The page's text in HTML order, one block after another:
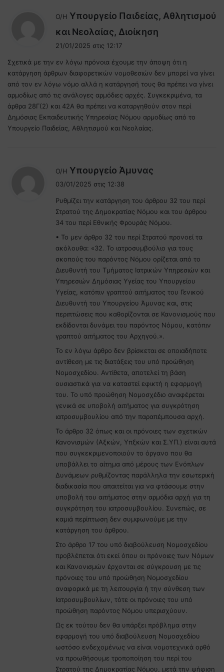
Ο/Η Υπουργείο Παιδείας, Αθλητισμού
και Νεολαίας, Διοίκηση
ι
:
21/01/2025 στις 12:17
Σχετικά με την εν λόγω πρόνοια έχουμε την άποψη ότι η
κατάργηση άρθρων διαφορετικών νομοθεσιών δεν μπορεί να γίνει
από τον εν λόγω νόμο αλλά η κατάργησή τους θα πρέπει να γίνει
αρμοδίως από τις ανάλογες αρμόδιες αρχές. Συγκεκριμένα, τα
άρθρα 28Γ(2) και 42Α θα πρέπει να καταργηθούν στον περί
Δημόσιας Εκπαιδευτικής Υπηρεσίας Νόμου αρμοδίως από το
Υπουργείο Παιδείας, Αθλητισμού και Νεολαίας.
Ο/Η Υπουργείο Άμυνας
ι
:
03/01/2025 στις 12:38
Ρυθμίζει την κατάργηση του άρθρου 32 του περί
Στρατού της Δημοκρατίας Νόμου και του άρθρου
34 του περί Εθνικής Φρουράς Νόμου.
• Το μεν άρθρο 32 του περί Στρατού προνοεί τα
ακόλουθα: «32. Το ιατροσυμβούλιο για τους
σκοπούς του παρόντος Νόμου ορίζεται από το
Διευθυντή του Τμήματος Ιατρικών Υπηρεσιών και
Υπηρεσιών Δημόσιας Υγείας του Υπουργείου
Υγείας, κατόπιν γραπτού αιτήματος του Γενικού
Διευθυντή του Υπουργείου Άμυνας και, στις
περιπτώσεις που καθορίζονται σε Κανονισμούς που
εκδίδονται δυνάμει του παρόντος Νόμου, κατόπιν
γραπτού αιτήματος του Αρχηγού.».
Το εν λόγω άρθρο δεν βρίσκεται σε οποιαδήποτε
αντίθεση με τις διατάξεις του υπό προώθηση
Νομοσχεδίου. Αντίθετα, αποτελεί τη βάση
ουσιαστικά για να καταστεί εφικτή η εφαρμογή
του. Το υπό προώθηση Νομοσχέδιο αναφέρεται
γενικά σε υποβολή αιτήματος για συγκρότηση
ιατροσυμβουλίου από την παραπέμπουσα αρχή.
Το άρθρο 32 όπως και οι πρόνοιες των σχετικών
Κανονισμών (Αξκών, Υπξκών και Σ.ΥΠ.) είναι αυτά
που συγκεκριμενοποιούν το όργανο που θα
υποβάλλει το αίτημα από μέρους των Ενόπλων
Δυνάμεων ρυθμίζοντας παράλληλα την εσωτερική
διαδικασία που απαιτείται για να φτάσουμε στην
υποβολή του αιτήματος στην αρμόδια αρχή για τη
συγκρότηση του ιατροσυμβουλίου. Συνεπώς, σε
καμιά περίπτωση δεν συμφωνούμε με την
κατάργηση του άρθρου.
Στο άρθρο 17 του υπό διαβούλευση Νομοσχεδίου
προβλέπεται ότι εκεί όπου οι πρόνοιες των Νόμων
και Κανονισμών έρχονται σε σύγκρουση με τις
πρόνοιες του υπό προώθηση Νομοσχεδίου
αναφορικά με τη λειτουργία ή την σύνθεση των
Ιατροσυμβουλίων, τότε οι πρόνοιες του υπό
προώθηση παρόντος Νόμου υπερισχύουν.
Ως εκ τούτου δεν θα υπάρξει πρόβλημα στην
εφαρμογή του υπό διαβούλευση Νομοσχεδίου
ωστόσο ενδεχομένως να είναι νομοτεχνικά ορθό
να προωθήσουμε τροποποίηση του περί του
Στρατού της Δημοκρατίας Νόμου, μετά την ψήφιση